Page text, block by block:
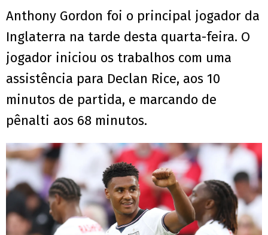
Anthony Gordon foi o principal jogador da
Inglaterra na tarde desta quarta-feira. O
jogador iniciou os trabalhos com uma
assistência para Declan Rice, aos 10
minutos de partida, e marcando de
pênalti aos 68 minutos.